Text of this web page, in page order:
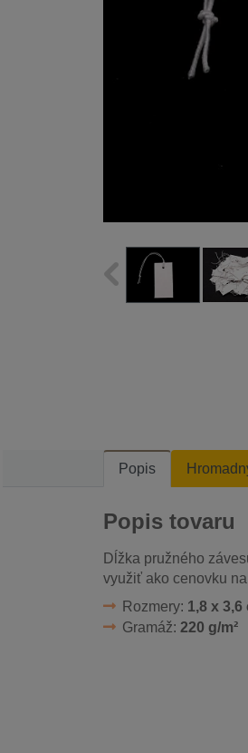
Popis
Popis tovaru
Dĺžka pružného
využiť ako cenovku
Rozmery: 1,8 x 3,6
Gramáž: 220 g/m²